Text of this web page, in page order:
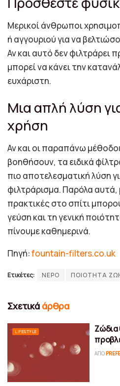
Μερικοί άνθρωποι
ή αγγουριού για να
Αν και αυτό δεν φιλτράρει
μπορεί να κάνει την
ευχάριστη.
Μια απλή λύση
χρήση
Αν και οι παραπάνω
βοηθήσουν, τα ειδικά
πιο αποτελεσματική λύση
φιλτράρισμα. Παρόλα αυτά,
πρακτικές στο σπίτι
γεύση και τη γενική
πίνουμε καθημερινά.
Πηγή:fountain-filters.co.uk
Ετικέτες: ΝΕΡΟ ΠΟΙΟΤΗΤΑ
Σχετικά άρθρα
LIFESTYLE
Ζώδια
ΑΠΌ